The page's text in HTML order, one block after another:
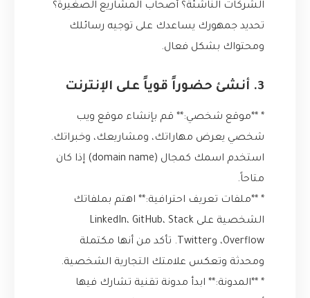
الشركات الناشئة؟ أصحاب المشاريع الصغيرة؟
تحديد جمهورك يساعدك على توجيه رسائلك
ومحتواك بشكل فعال.
3. أنشئ حضوراً قوياً على الإنترنت
* **موقع شخصي:** قم بإنشاء موقع ويب
شخصي يعرض مهاراتك، ومشاريعك، وخبراتك.
استخدم اسمك كمجال (domain name) إذا كان
متاحاً.
* **ملفات تعريف احترافية:** اهتم بملفاتك
الشخصية على LinkedIn، GitHub، Stack
Overflow، وTwitter. تأكد من أنها مكتملة
ومحدثة وتعكس علامتك التجارية الشخصية.
* **المدونة:** ابدأ مدونة تقنية تشارك فيها